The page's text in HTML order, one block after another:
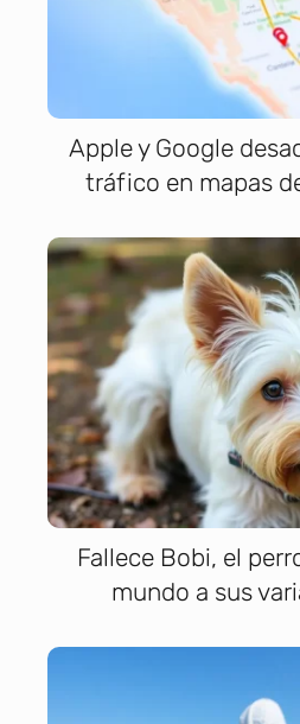
Apple y Google
tráfico en mapas
Fallece Bobi, el
mundo a sus